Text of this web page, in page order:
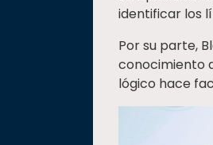
identificar los
Por su parte,
conocimiento
lógico hace